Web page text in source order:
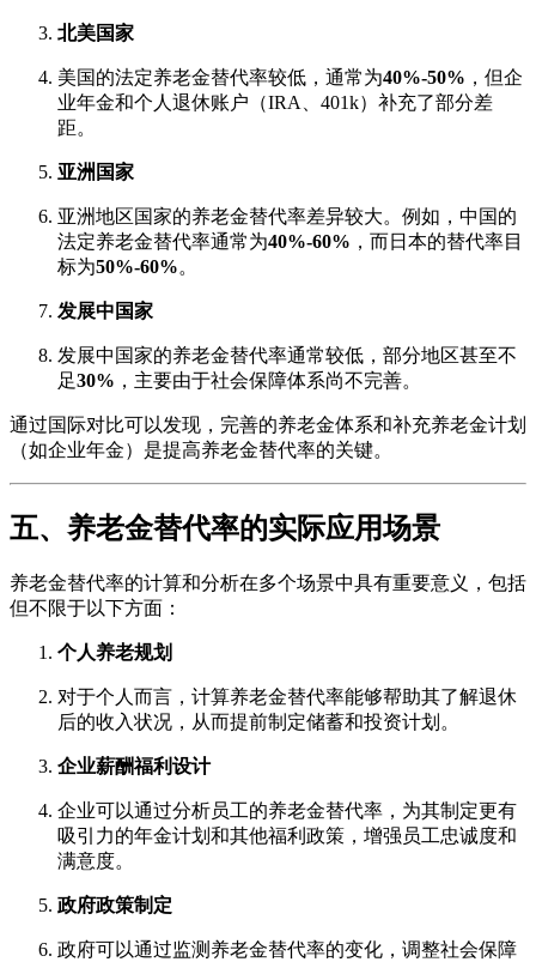
北美国家
美国的法定养老金替代率较低，通常为40%-50% ，但企
业年金和个人退休账户（IRA、401k）补充了部分差
距。
亚洲国家
亚洲地区国家的养老金替代率差异较大。例如，中国的
法定养老金替代率通常为40%-60% ，而日本的替代率目
标为50%-60%。
发展中国家
发展中国家的养老金替代率通常较低，部分地区甚至不
足30% ，主要由于社会保障体系尚不完善。
通过国际对比可以发现，完善的养老金体系和补充养老金计划
（如企业年金）是提高养老金替代率的关键。
五、养老金替代率的实际应用场景
养老金替代率的计算和分析在多个场景中具有重要意义，包括
但不限于以下方面：
个人养老规划
对于个人而言，计算养老金替代率能够帮助其了解退休
后的收入状况，从而提前制定储蓄和投资计划。
企业薪酬福利设计
企业可以通过分析员工的养老金替代率，为其制定更有
吸引力的年金计划和其他福利政策，增强员工忠诚度和
满意度。
政府政策制定
政府可以通过监测养老金替代率的变化，调整社会保障